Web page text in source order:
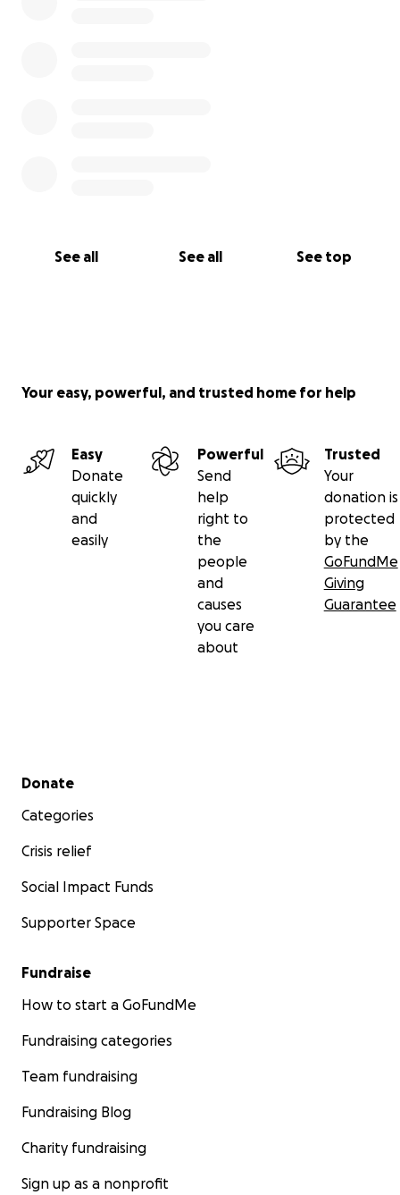
See all See all See top
Your easy, powerful, and trusted home for help
Easy
Donate
quickly
and
easily
Powerful
Send
help
right to
the
people
and
causes
you care
about
Trusted
Your
donation is
protected
by the
GoFundMe
Giving
Guarantee
Secondary menu
Donate
Categories
Crisis relief
Social Impact Funds
Supporter Space
Fundraise
How to start a GoFundMe
Fundraising categories
Team fundraising
Fundraising Blog
Charity fundraising
Sign up as a nonprofit